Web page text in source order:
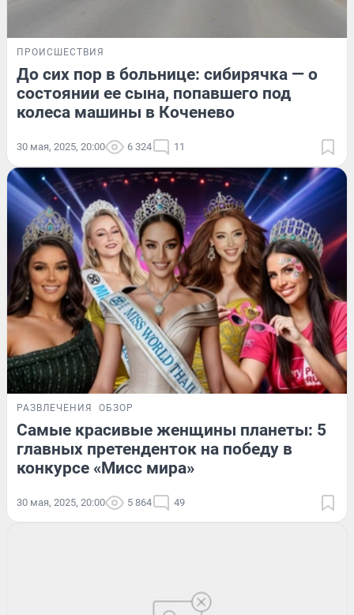
ПРОИСШЕСТВИЯ
До сих пор в больнице: сибирячка — о
состоянии ее сына, попавшего под
колеса машины в Коченево
30 мая, 2025, 20:00 6 324 11
РАЗВЛЕЧЕНИЯ ОБЗОР
Самые красивые женщины планеты: 5
главных претенденток на победу в
конкурсе «Мисс мира»
30 мая, 2025, 20:00 5 864 49